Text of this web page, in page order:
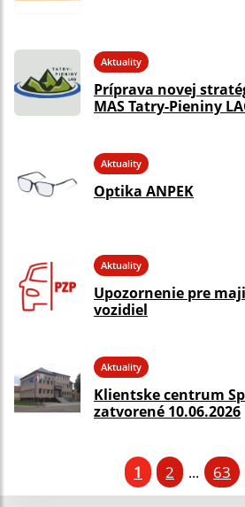
Aktuality
Príprava novej
MAS Tatry-Pieniny
Aktuality
Optika ANPEK
Aktuality
Upozornenie pre
vozidiel
Aktuality
Klientske centrum
zatvorené 10.06.2026
1 2 ... 63